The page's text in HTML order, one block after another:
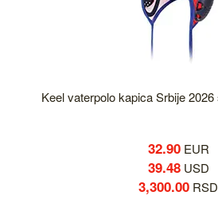
Keel vaterpolo kapica Srbije
32.90EUR
39.48USD
3,300.00 RSD